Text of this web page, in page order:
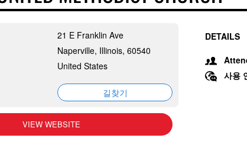
21 E Franklin Ave
Naperville, Illinois, 60540
United States
길찾기
VIEW WEBSITE
DETAILS
사용